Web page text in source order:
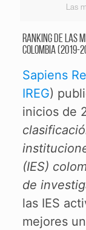
Las
Ranking de las
Colombia (2019-
Sapiens
IREG)
inicios de
(IES)
de
las IES
mejores